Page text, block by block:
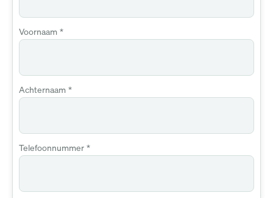
Voornaam *
Achternaam *
Telefoonnummer *